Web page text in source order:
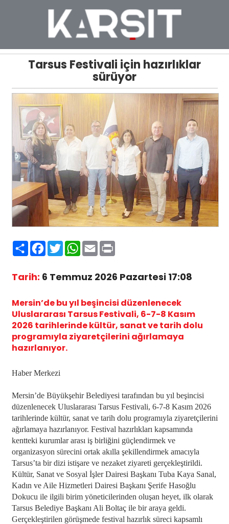
Tarsus Festivali için hazırlıklar
sürüyor
PaylaşFacebook
TwitterWhatsApp
EmailPrint
Tarih: 6 Temmuz 2026 Pazartesi 17:08
Mersin’de bu yıl beşincisi düzenlenecek
Uluslararası Tarsus Festivali, 6-7-8 Kasım
2026 tarihlerinde kültür, sanat ve tarih dolu
programıyla ziyaretçilerini ağırlamaya
hazırlanıyor.
Haber Merkezi
Mersin’de Büyükşehir Belediyesi tarafından bu yıl beşincisi
düzenlenecek Uluslararası Tarsus Festivali, 6-7-8 Kasım 2026
tarihlerinde kültür, sanat ve tarih dolu programıyla ziyaretçilerini
ağırlamaya hazırlanıyor. Festival hazırlıkları kapsamında
kentteki kurumlar arası iş birliğini güçlendirmek ve
organizasyon sürecini ortak akılla şekillendirmek amacıyla
Tarsus’ta bir dizi istişare ve nezaket ziyareti gerçekleştirildi.
Kültür, Sanat ve Sosyal İşler Dairesi Başkanı Tuba Kaya Sanal,
Kadın ve Aile Hizmetleri Dairesi Başkanı Şerife Hasoğlu
Dokucu ile ilgili birim yöneticilerinden oluşan heyet, ilk olarak
Tarsus Belediye Başkanı Ali Boltaç ile bir araya geldi.
Gerçekleştirilen görüşmede festival hazırlık süreci kapsamlı